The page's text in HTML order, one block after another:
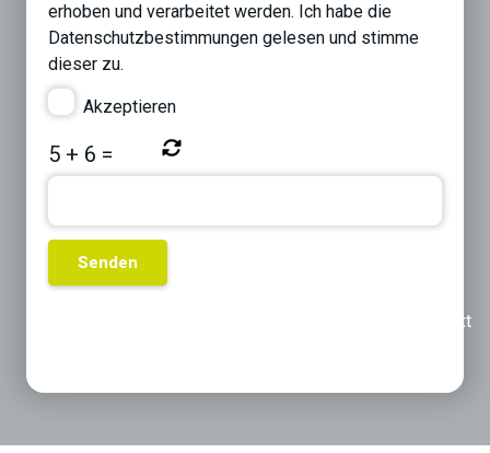
erhoben und verarbeitet werden. Ich habe die
Datenschutzbestimmungen gelesen und stimme
dieser zu.
Akzeptieren
5 + 6 =
Next